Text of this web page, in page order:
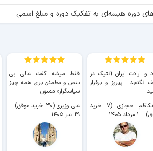
دوره هیسه‌ای به تفکیک دوره و مبلغ اسمی
و ارادت ایران آنتیک در
نگنجد... پیروز و برقرار
سیدکاظم حجازی (۷ خرید
– ۱ مرداد ۱۴۰۵
فقط میشه گفت عالی بی
نقص و مطمئن برای همه چیز
سپاسگزارم ممنون
علی وزیری (۳۰ خرید موفق)
–
۲۹ تیر ۱۴۰۵